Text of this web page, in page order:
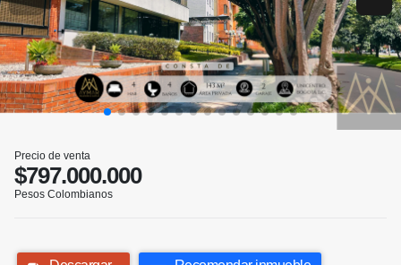
Precio de venta
$797.000.000
Pesos Colombianos